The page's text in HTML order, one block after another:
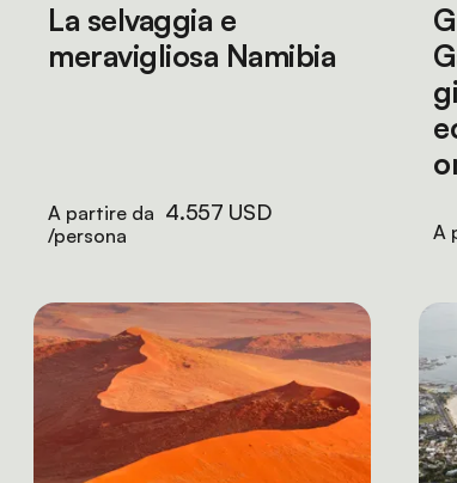
La selvaggia e
meravigliosa Namibia
A partire da 4.557 USD
/persona A